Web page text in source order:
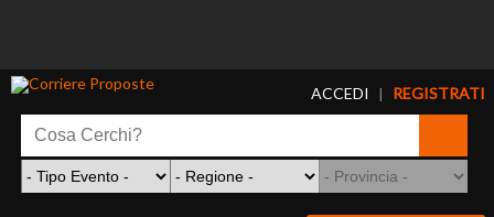
ACCEDI | REGISTRATI